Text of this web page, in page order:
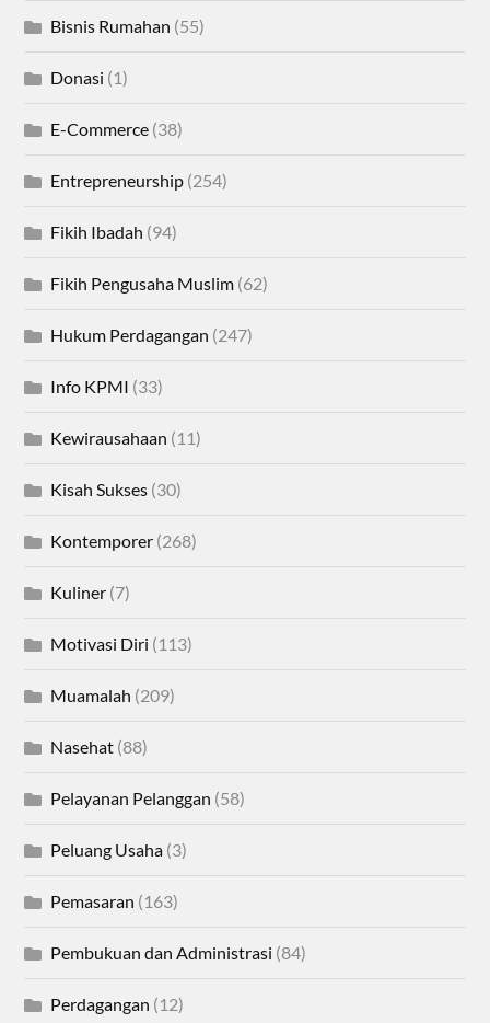
Bisnis Rumahan (55)
Donasi (1)
E-Commerce (38)
Entrepreneurship (254)
Fikih Ibadah (94)
Fikih Pengusaha Muslim (62)
Hukum Perdagangan (247)
Info KPMI (33)
Kewirausahaan (11)
Kisah Sukses (30)
Kontemporer (268)
Kuliner (7)
Motivasi Diri (113)
Muamalah (209)
Nasehat (88)
Pelayanan Pelanggan (58)
Peluang Usaha (3)
Pemasaran (163)
Pembukuan dan Administrasi (84)
Perdagangan (12)